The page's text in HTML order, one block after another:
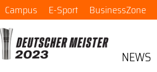
Campus E-Sport BusinessZone
NEWS